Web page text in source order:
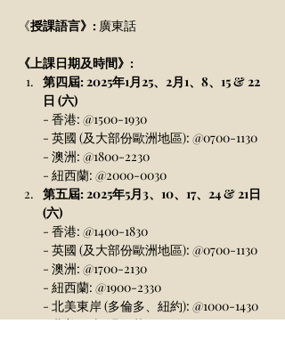
《授課語言》: 廣東話
《上課日期及時間》:
第四屆: 2025年1月25、2月1、8、15 & 22
日 (六)
- 香港: @1500-1930
- 英國 (及大部份歐洲地區): @0700-1130
- 澳洲: @1800-2230
- 紐西蘭: @2000-0030
第五屆: 2025年5月3、10、17、24 & 21日
(六)
- 香港: @1400-1830
- 英國 (及大部份歐洲地區): @0700-1130
- 澳洲: @1700-2130
- 紐西蘭: @1900-2330
- 北美東岸 (多倫多、紐約): @1000-1430
- 北美西岸 (温哥華、西雅圖): @0700-